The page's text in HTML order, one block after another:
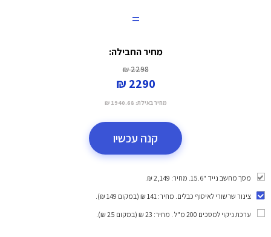
=
מחיר החבילה:
2298 ₪
2290 ₪
מחיר באילת: 1940.68 ₪
קנה עכשיו
מסך מחשב נייד "15.6. מחיר: 2,149 ₪.
צינור שרשורי לאיסוף כבלים. מחיר: 141 ₪ (במקום 149 ₪).
ערכת ניקוי למסכים 200 מ"ל
. מחיר: 23 ₪ (במקום 25 ₪).